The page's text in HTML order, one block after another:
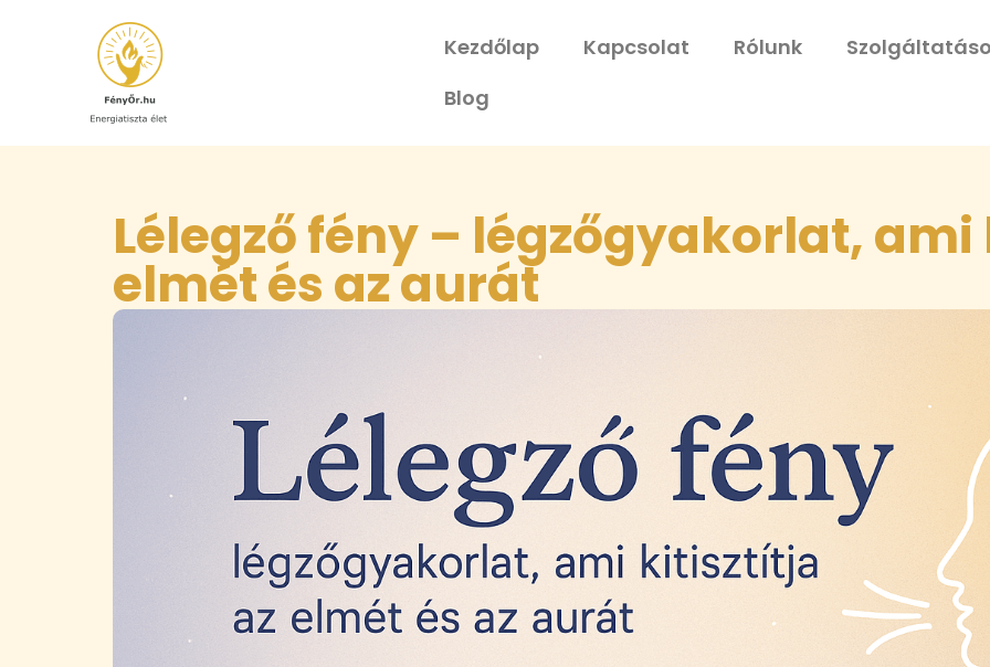
Kezdőlap Kapcsolat Rólunk
Blog
Lélegző fény – légzőgyakorlat,
elmét és az aurát